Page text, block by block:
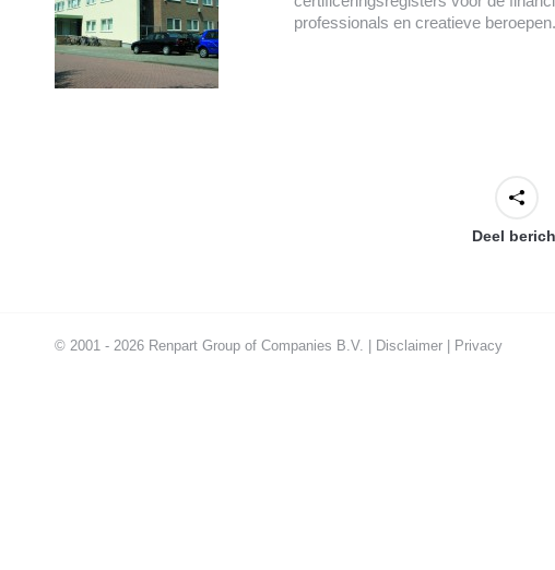
professionals en creatieve beroepen.
Deel
© 2001 - 2026 Renpart Group of Companies B.V. | Disclaimer Privacy